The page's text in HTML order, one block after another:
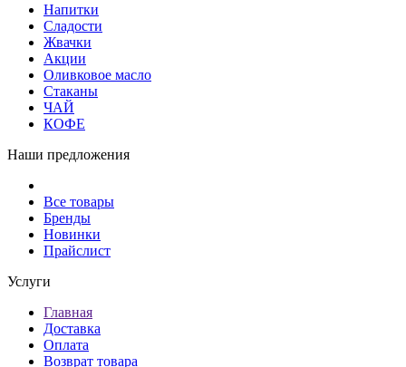
Напитки
Сладости
Жвачки
Акции
Оливковое масло
Стаканы
ЧАЙ
КОФЕ
Наши предложения
Все товары
Бренды
Новинки
Прайслист
Услуги
Главная
Доставка
Оплата
Возврат товара